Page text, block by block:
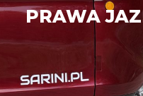
PRAWA